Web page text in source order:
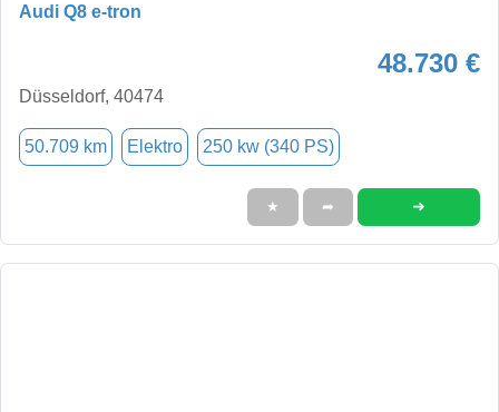
Audi Q8 e-tron
48.730 €
Düsseldorf, 40474
50.709 km Elektro 250 kw (340 PS)
★ ➦ ➜